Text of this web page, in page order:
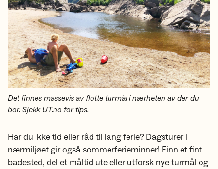
Det finnes massevis av flotte turmål i nærheten av der du
bor. Sjekk UT.no for tips.
Har du ikke tid eller råd til lang ferie? Dagsturer i
nærmiljøet gir også sommerferieminner! Finn et fint
badested, del et måltid ute eller utforsk nye turmål og